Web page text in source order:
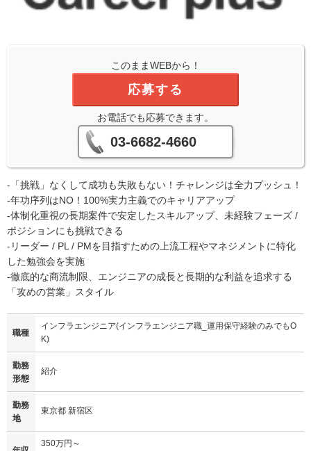
このままWEBから！
応募する
お電話でも応募できます。
03-6682-4660
-「挑戦」なくして成功も失敗もない！チャレンジは全力プッシュ！
-年功序列はNO！100%実力主義でのキャリアアップ
-体制化重視の長期案件で安定したスキルアップ、未経験フェーズ /
ポジションにも挑戦できる
-リーダー / PL / PMを目指すための上流工程やマネジメントに特化
した勉強会を実施
-徹底的な商流制限、エンジニアの成長と長期的な利益を追求する
「攻めの営業」スタイル
職種
インフラエンジニア(インフラエンジニア職_運用保守経験のみでもO
K)
勤務
形態
紹介
勤務
地
東京都 新宿区
350万円～